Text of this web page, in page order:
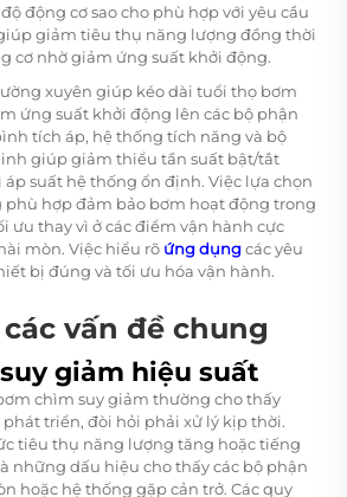
động cơ sao cho phù hợp với yêu cầu
giảm tiêu thụ năng lượng đồng thời
cơ nhờ giảm ứng suất khởi động.
xuyên giúp kéo dài tuổi thọ bơm
ứng suất khởi động lên các bộ phận
tích áp, hệ thống tích năng và bộ
giúp giảm thiểu tần suất bật/tắt
suất hệ thống ổn định. Việc lựa chọn
phù hợp đảm bảo bơm hoạt động trong
ưu thay vì ở các điểm vận hành cực
mòn. Việc hiểu rõ ứng dụngcác yêu
bị đúng và tối ưu hóa vận hành.
vấn đề chung
giảm hiệu suất
chìm suy giảm thường cho thấy
triển, đòi hỏi phải xử lý kịp thời.
tiêu thụ năng lượng tăng hoặc tiếng
những dấu hiệu cho thấy các bộ phận
hoặc hệ thống gặp cản trở. Các quy